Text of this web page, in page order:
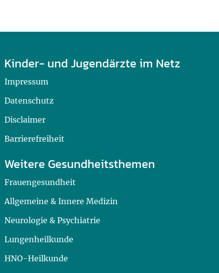
Kinder- und Jugendärzte im Netz
Impressum
Datenschutz
Disclaimer
Barrierefreiheit
Weitere Gesundheitsthemen
Frauengesundheit
Allgemeine & Innere Medizin
Neurologie & Psychiatrie
Lungenheilkunde
HNO-Heilkunde